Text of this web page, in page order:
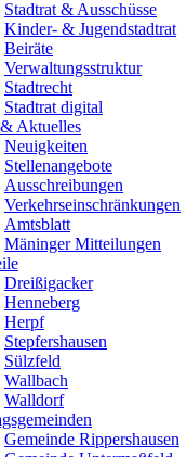
Stadtrat & Ausschüsse
Kinder- & Jugendstadtrat
Beiräte
Verwaltungsstruktur
Stadtrecht
Stadtrat digital
Aktuelles
Neuigkeiten
Stellenangebote
Ausschreibungen
Verkehrs­einschränkungen
Amtsblatt
Mäninger Mitteilungen
Dreißigacker
Henneberg
Herpf
Stepfershausen
Sülzfeld
Wallbach
Walldorf
Gemeinde Rippershausen